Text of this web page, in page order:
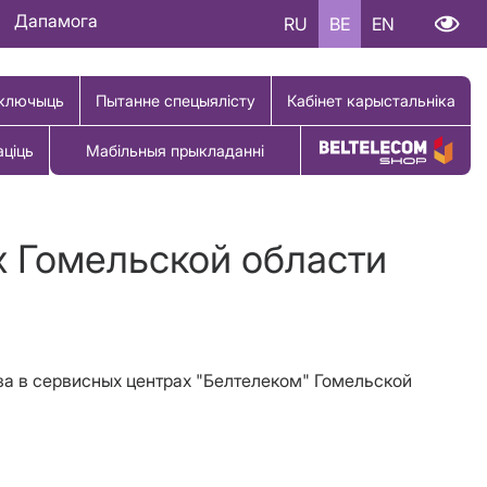
Дапамога RU BE EN
Пытанне спецыялісту Кабінет карыстальніка
Мабільныя прыкладанні Купіць тавар
области
в сервисных центрах "Белтелеком" Гомельской